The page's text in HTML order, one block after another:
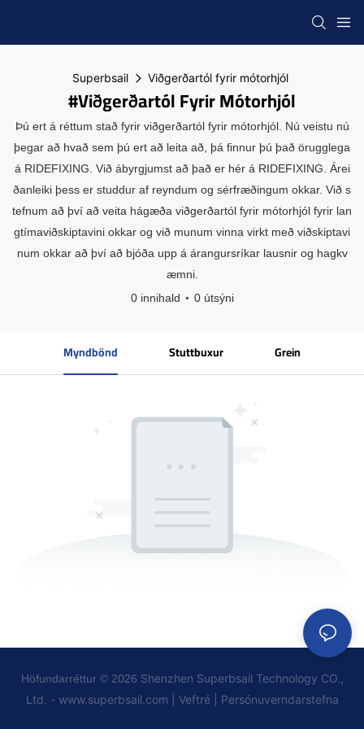
Superbsail Viðgerðartól fyrir mótorhjól
#Viðgerðartól Fyrir Mótorhjól
Þú ert á réttum stað fyrir viðgerðartól fyrir mótorhjól. Nú veistu nú
þegar að hvað sem þú ert að leita að, þá finnur þú það örugglega
á RIDEFIXING. Við ábyrgjumst að það er hér á RIDEFIXING. Árei
ðanleiki þess er studdur af reyndum og sérfræðingum okkar. Við s
tefnum að því að veita hágæða viðgerðartól fyrir mótorhjól fyrir lan
gtímaviðskiptavini okkar og við munum vinna virkt með viðskiptavi
num okkar að því að bjóða upp á árangursríkar lausnir og hagkv
æmni.
0 innihald
0 útsýni
Myndbönd Stuttbuxur Grein
Höfundarréttur © 2026 Shenzhen Superbsail Technology CO.,
Ltd. - www.superbsail.com Veftré Persónuverndarstefna